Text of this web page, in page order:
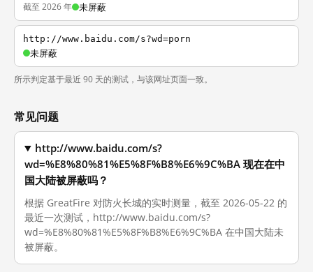
截至 2026 年 未屏蔽
http://www.baidu.com/s?wd=porn
未屏蔽
所示判定基于最近 90 天的测试，与该网址页面一致。
常见问题
http://www.baidu.com/s?
wd=%E8%80%81%E5%8F%B8%E6%9C%BA 现在在中
国大陆被屏蔽吗？
根据 GreatFire 对防火长城的实时测量，截至 2026-05-22 的
最近一次测试，http://www.baidu.com/s?
wd=%E8%80%81%E5%8F%B8%E6%9C%BA 在中国大陆未
被屏蔽。